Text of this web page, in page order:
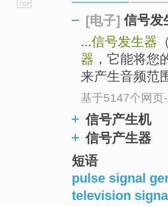
[电子] 信号发
...信号发生器 （
器 ，它能将您
来产生音频范
基于5147个网页-
信号产生机
信号产生器
短语
pulse signal
television